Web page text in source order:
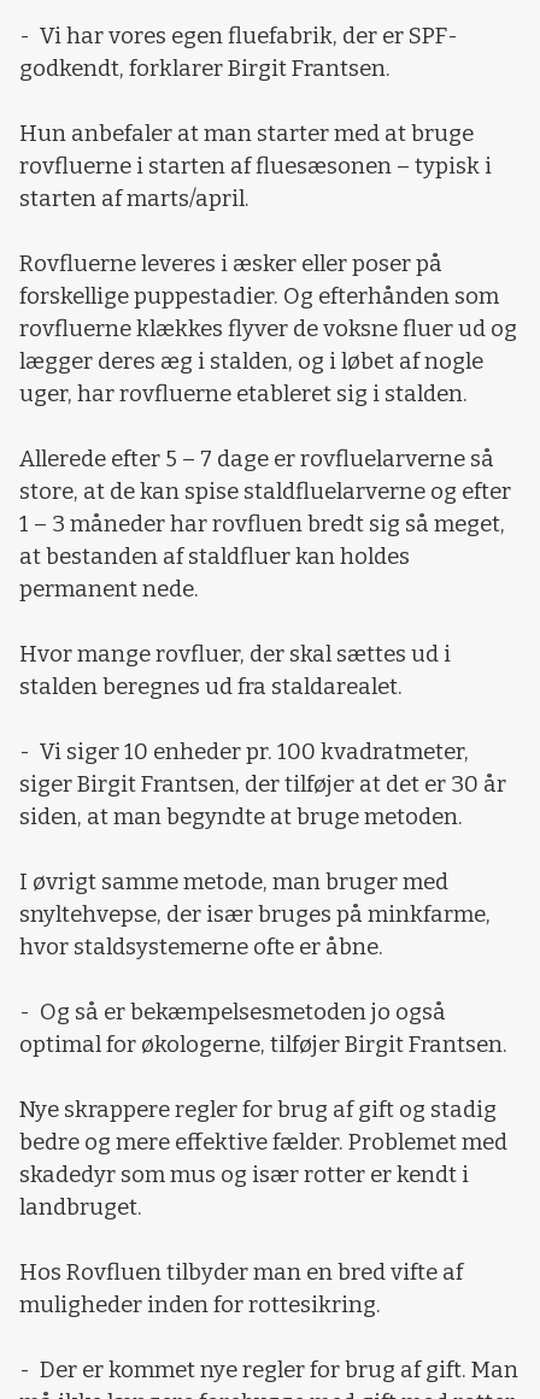
- Vi har vores egen fluefabrik, der er SPF-
godkendt, forklarer Birgit Frantsen.
Hun anbefaler at man starter med at bruge
rovfluerne i starten af fluesæsonen – typisk i
starten af marts/april.
Rovfluerne leveres i æsker eller poser på
forskellige puppestadier. Og efterhånden som
rovfluerne klækkes flyver de voksne fluer ud og
lægger deres æg i stalden, og i løbet af nogle
uger, har rovfluerne etableret sig i stalden.
Allerede efter 5 – 7 dage er rovfluelarverne så
store, at de kan spise staldfluelarverne og efter
1 – 3 måneder har rovfluen bredt sig så meget,
at bestanden af staldfluer kan holdes
permanent nede.
Hvor mange rovfluer, der skal sættes ud i
stalden beregnes ud fra staldarealet.
- Vi siger 10 enheder pr. 100 kvadratmeter,
siger Birgit Frantsen, der tilføjer at det er 30 år
siden, at man begyndte at bruge metoden.
I øvrigt samme metode, man bruger med
snyltehvepse, der især bruges på minkfarme,
hvor staldsystemerne ofte er åbne.
- Og så er bekæmpelsesmetoden jo også
optimal for økologerne, tilføjer Birgit Frantsen.
Nye skrappere regler for brug af gift og stadig
bedre og mere effektive fælder. Problemet med
skadedyr som mus og især rotter er kendt i
landbruget.
Hos Rovfluen tilbyder man en bred vifte af
muligheder inden for rottesikring.
- Der er kommet nye regler for brug af gift. Man